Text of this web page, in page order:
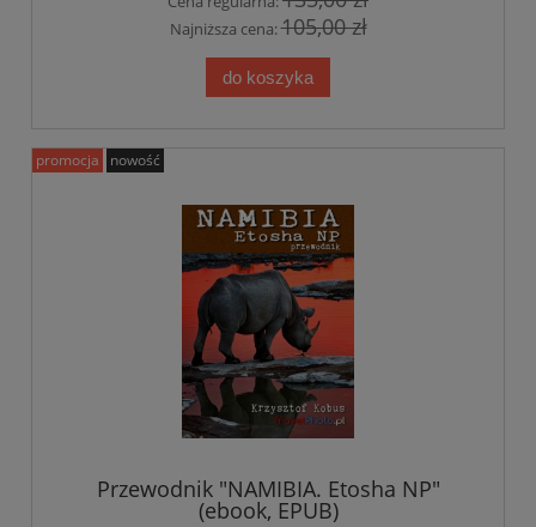
Najniższa cena:105,00 zł
do koszyka
Przewodnik "NAMIBIA. Etosha NP"
(ebook, EPUB)
promocja nowość